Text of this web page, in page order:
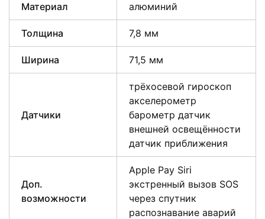
Материал алюминий
Толщина 7,8 мм
Ширина 71,5 мм
Датчики
трёхосевой гироскоп
акселерометр
барометр датчик
внешней освещённости
датчик приближения
Доп.
возможности
Apple Pay Siri
экстренный вызов SOS
через спутник
распознавание аварий